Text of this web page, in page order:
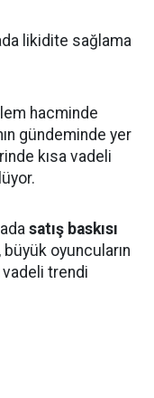
likidite sağlama
hacminde
gündeminde yer
kısa vadeli
satış baskısı
oyuncuların
trendi